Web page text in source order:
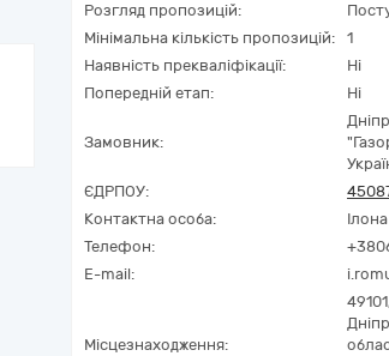
Розгляд пропозицій:
Мінімальна кількість пропозицій:
1
Наявність прекваліфікації:
Ні
Попередній етап:
Ні
Замовник:
ЄДРПОУ:
Контактна особа:
Телефон:
E-mail:
Місцезнаходження: